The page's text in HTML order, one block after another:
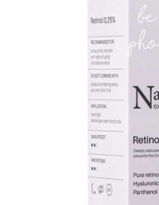
Non ho un account
Creando un account
velocemente,
operazioni precedenti.
ITALIANO
Ines
colori